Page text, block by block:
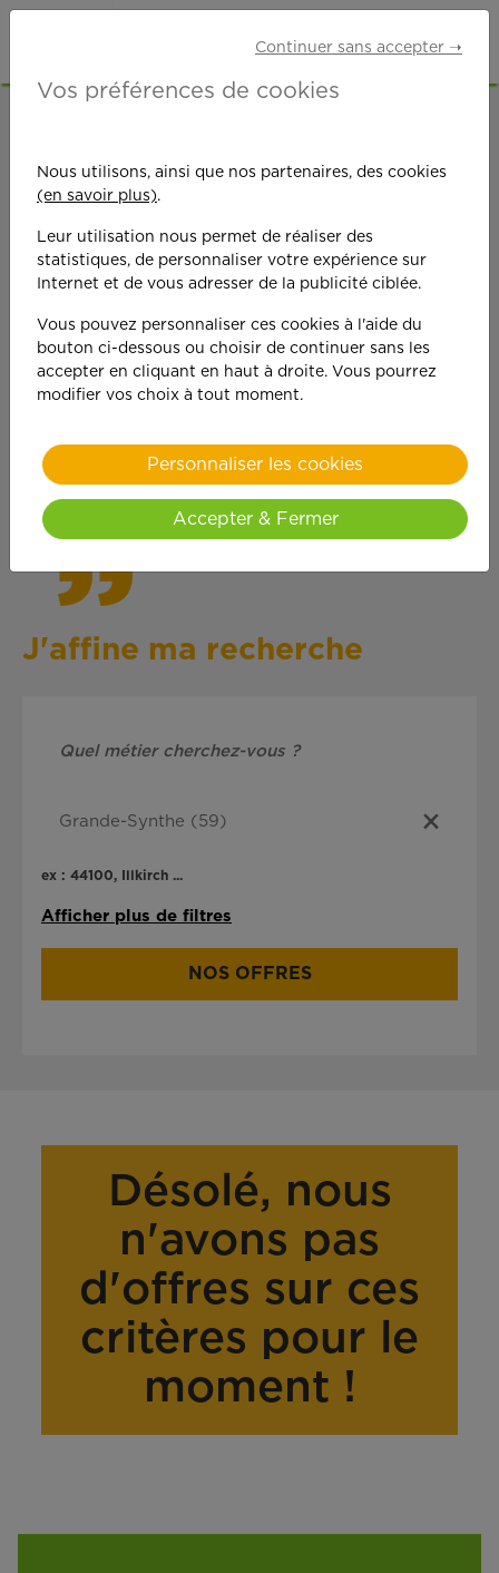
On est toujours plus
performant
quand on y met du
cœur !
J'affine ma recherche
ex : 44100, Illkirch ...
Afficher plus de filtres
NOS OFFRES
Désolé, nous
n'avons pas
d'offres sur ces
critères pour le
moment !
Continuer sans accepter ➝
Vos préférences de cookies
Nous utilisons, ainsi que nos partenaires, des cookies
(en savoir plus).
Leur utilisation nous permet de réaliser des
statistiques, de personnaliser votre expérience sur
Internet et de vous adresser de la publicité ciblée.
Vous pouvez personnaliser ces cookies à l'aide du
bouton ci-dessous ou choisir de continuer sans les
accepter en cliquant en haut à droite. Vous pourrez
modifier vos choix à tout moment.
Personnaliser les cookies
Accepter & Fermer